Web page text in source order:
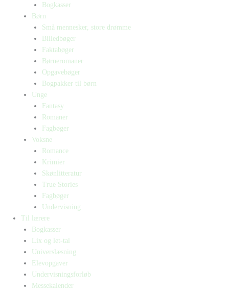
Bogkasser
Børn
Små mennesker, store drømme
Billedbøger
Faktabøger
Børneromaner
Opgavebøger
Bogpakker til børn
Unge
Fantasy
Romaner
Fagbøger
Voksne
Romance
Krimier
Skønlitteratur
True Stories
Fagbøger
Undervisning
Til lærere
Bogkasser
Lix og let-tal
Universlæsning
Elevopgaver
Undervisningsforløb
Messekalender